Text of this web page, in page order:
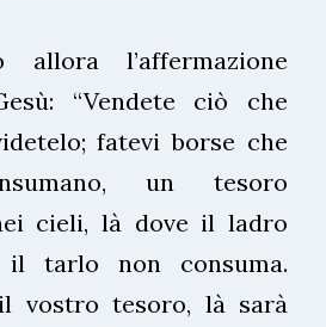
allora l’affermazione
“Vendete ciò che
fatevi borse che
un tesoro
cieli, là dove il ladro
tarlo non consuma.
il vostro tesoro, là sarà